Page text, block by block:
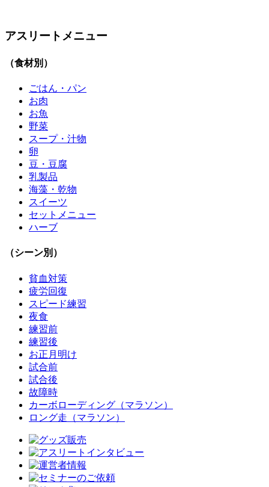
アスリートメニュー
（食材別）
ごはん・パン
お肉
お魚
野菜
スープ・汁物
卵
豆・豆腐
乳製品
海藻・乾物
スイーツ
セットメニュー
ハーブ
（シーン別）
貧血対策
疲労回復
スピード練習
夜食
練習前
練習後
お正月明け
試合前
試合後
故障時
カーボローディング（マラソン）
ロング走（マラソン）